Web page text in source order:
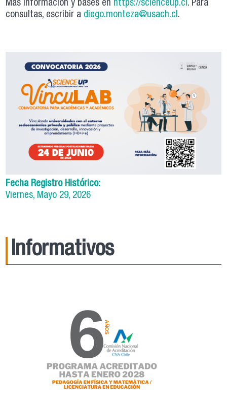
Más información y bases en https://scienceup.cl. Para
consultas, escribir a diego.monteza@usach.cl.
Fecha Registro Histórico:
Viernes, Mayo 29, 2026
Informativos